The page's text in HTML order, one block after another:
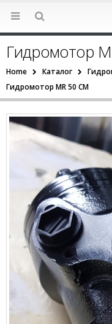
Гидромотор
Home Каталог
Гидромотор MR 50 CM